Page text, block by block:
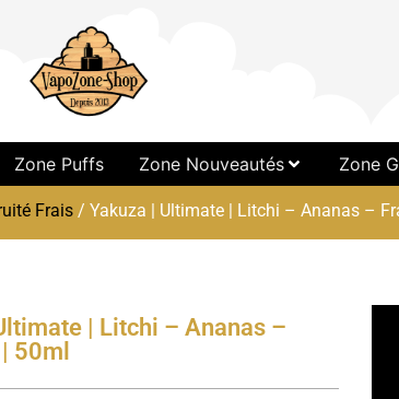
Zone Puffs Zone Nouveautés Zone
Frais/ Yakuza | Ultimate | Litchi – Ananas –
| Litchi – Ananas –
50ml